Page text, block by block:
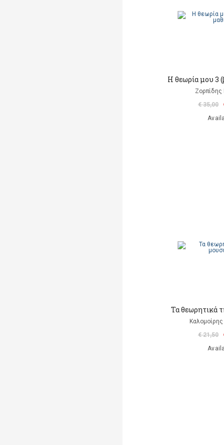
Η θεωρία μου 3
Ζορπίδης
€ 35,00
Τα θεωρητικά
€ 21,50